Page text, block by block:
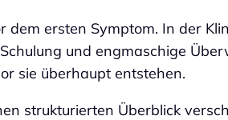
ersten Symptom. In der
und engmaschige
sie überhaupt entstehen.
strukturierten Überblick